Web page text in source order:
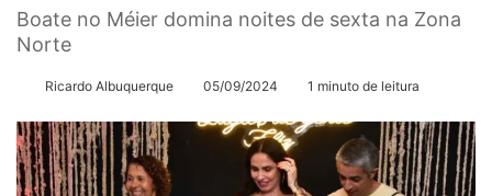
Boate no Méier domina noites de sexta na Zona
Norte
Ricardo Albuquerque 05/09/2024 1 minuto de leitura